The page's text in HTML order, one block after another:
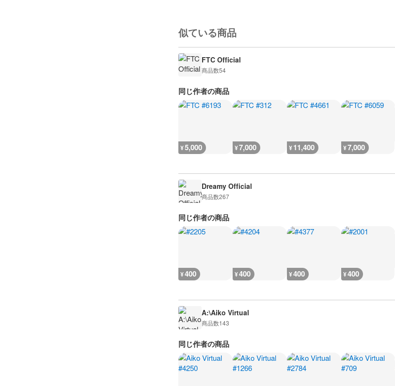
似ている商品
FTC Official
商品数54
同じ作者の商品
¥5,000 ¥7,000 ¥11,400 ¥7,000
Dreamy Official
商品数267
同じ作者の商品
¥400 ¥400 ¥400 ¥400
A:\Aiko Virtual
商品数143
同じ作者の商品